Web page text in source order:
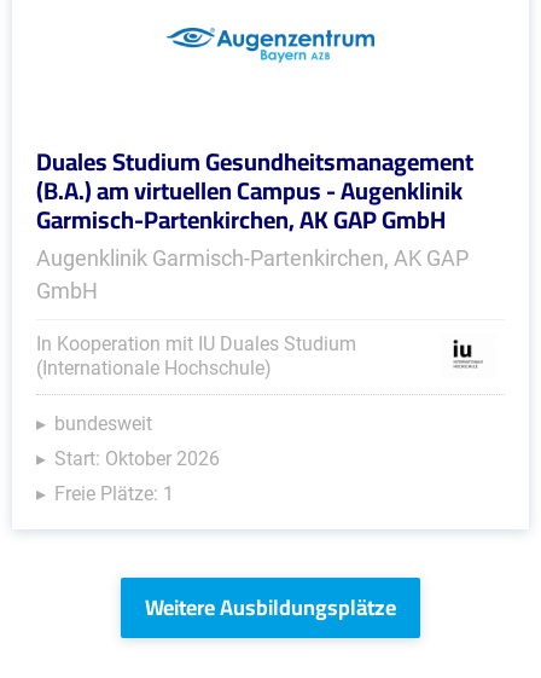
Duales Studium Gesundheitsmanagement
(B.A.) am virtuellen Campus - Augenklinik
Garmisch-Partenkirchen, AK GAP GmbH
Augenklinik Garmisch-Partenkirchen, AK GAP
GmbH
In Kooperation mit IU Duales Studium
(Internationale Hochschule)
bundesweit
Start: Oktober 2026
Freie Plätze: 1
Weitere Ausbildungsplätze